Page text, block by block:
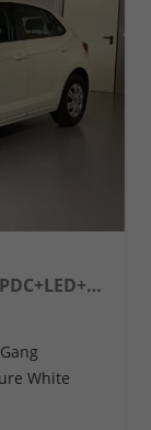
1.0 MPI Sitzheizung+AppConnect+PDC+LED+Touch+Lichtsensor+MultiLenkrad
White